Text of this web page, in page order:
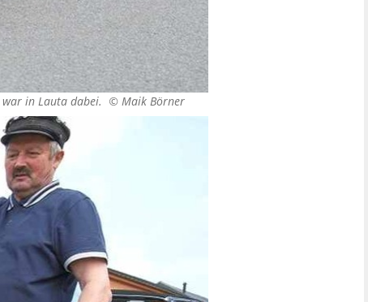
war in Lauta dabei. © Maik Börner